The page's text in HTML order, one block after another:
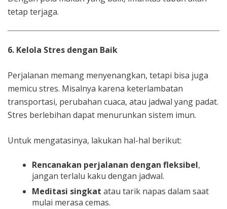
tetap terjaga.
6. Kelola Stres dengan Baik
Perjalanan memang menyenangkan, tetapi bisa juga
memicu stres. Misalnya karena keterlambatan
transportasi, perubahan cuaca, atau jadwal yang padat.
Stres berlebihan dapat menurunkan sistem imun.
Untuk mengatasinya, lakukan hal-hal berikut:
Rencanakan perjalanan dengan fleksibel,
jangan terlalu kaku dengan jadwal.
Meditasi singkat atau tarik napas dalam saat
mulai merasa cemas.